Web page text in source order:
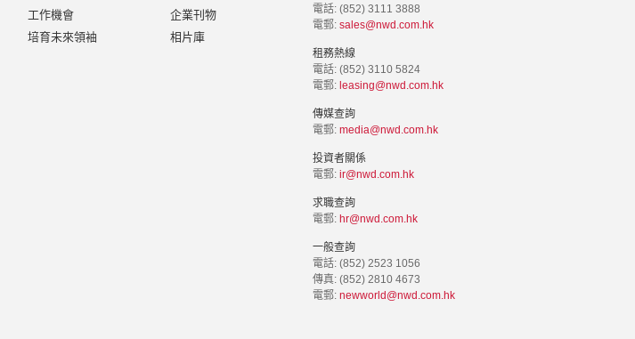
工作機會
培育未來領袖
企業刊物
相片庫
電話: (852) 3111 3888
電郵: sales@nwd.com.hk
租務熱線
電話: (852) 3110 5824
電郵: leasing@nwd.com.hk
傳媒查詢
電郵: media@nwd.com.hk
投資者關係
電郵: ir@nwd.com.hk
求職查詢
電郵: hr@nwd.com.hk
一般查詢
電話: (852) 2523 1056
傳真: (852) 2810 4673
電郵: newworld@nwd.com.hk